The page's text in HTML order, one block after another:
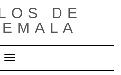
DE
Cambiar modo de navegación